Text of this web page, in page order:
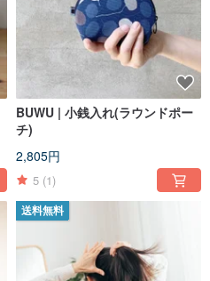
BUWU | 小銭入れ(ラウンドポー
チ)
2,805円
5 (1)
送料無料